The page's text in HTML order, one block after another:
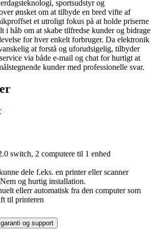
sportsudstyr og
ønsket om at tilbyde en bred vifte af
et utroligt fokus på at holde priserne
i håb om at skabe tilfredse kunder og bidrage
for hver enkelt forbruger. Da elektronik
at forstå og uforudsigelig, tilbyder
via både e-mail og chat for hurtigt at
kunder med professionelle svar.
switch, 2 computere til 1 enhed
dele f.eks. en printer eller scanner
og hurtig installation.
ellerr automatisk fra den computer som
til printeren
og support